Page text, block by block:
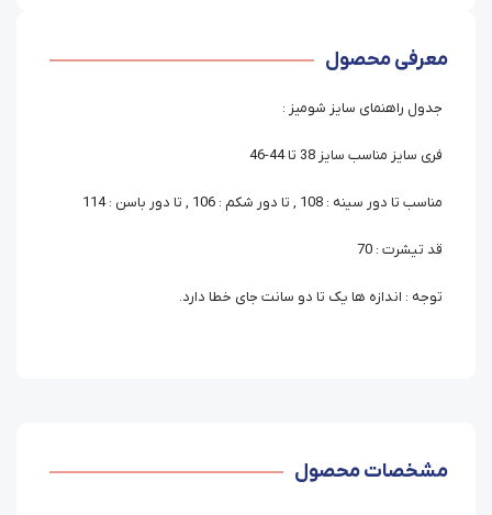
معرفی محصول
جدول راهنمای سایز شومیز :
فری سایز مناسب سایز 38 تا 44-46
مناسب تا دور سینه : 108 , تا دور شکم : 106 , تا دور باسن : 114
قد تیشرت : 70
توجه : اندازه ها یک تا دو سانت جای خطا دارد.
مشخصات محصول